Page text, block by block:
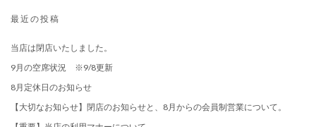
最近の投稿
当店は閉店いたしました。
9月の空席状況 ※9/8更新
8月定休日のお知らせ
【大切なお知らせ】閉店のお知らせと、8月からの会員制営業について。